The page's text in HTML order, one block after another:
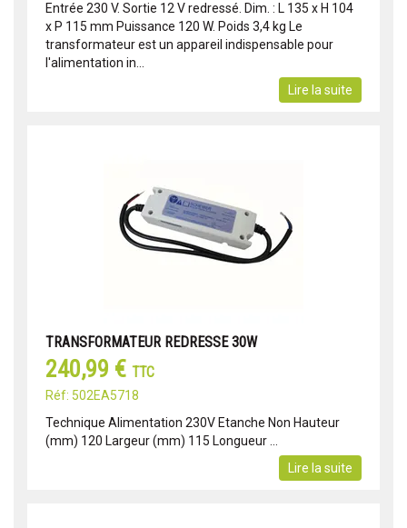
Entrée 230 V. Sortie 12 V redressé. Dim. : L 135 x H 104
x P 115 mm Puissance 120 W. Poids 3,4 kg Le
transformateur est un appareil indispensable pour
l'alimentation in...
Lire la suite
TRANSFORMATEUR REDRESSE 30W
240,99 € TTC
Réf: 502EA5718
Technique Alimentation 230V Etanche Non Hauteur
(mm) 120 Largeur (mm) 115 Longueur ...
Lire la suite